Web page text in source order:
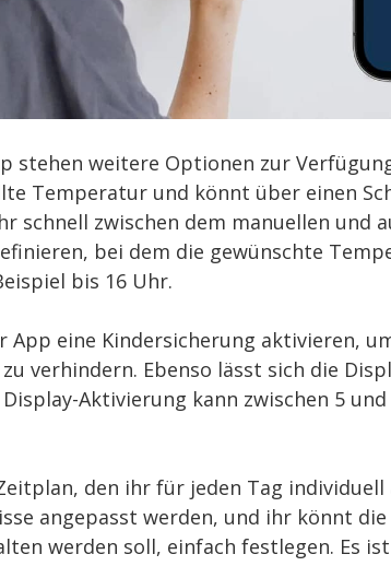
stehen weitere Optionen zur
Temperatur und könnt über einen
schnell zwischen dem manuellen und
bei dem die gewünschte
bis 16 Uhr.
App eine Kindersicherung aktivieren,
verhindern. Ebenso lässt sich die
Aktivierung kann zwischen 5
den ihr für jeden Tag individuell
angepasst werden, und ihr könnt
werden soll, einfach festlegen. Es